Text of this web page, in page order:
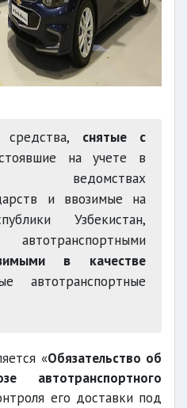
средства, снятые с
на учете в
ведомствах
и ввозимые на
Узбекистан,
в качестве
автотранспортные
«Обязательство об
автотранспортного
его доставки под